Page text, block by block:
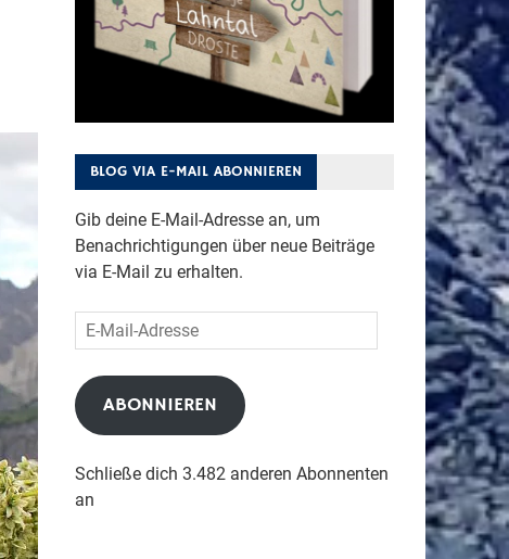
BLOG VIA E-MAIL ABONNIEREN
Gib deine E-Mail-Adresse an, um
Benachrichtigungen über neue Beiträge
via E-Mail zu erhalten.
E-
Mail-
Adresse
ABONNIEREN
Schließe dich 3.482 anderen Abonnenten
an